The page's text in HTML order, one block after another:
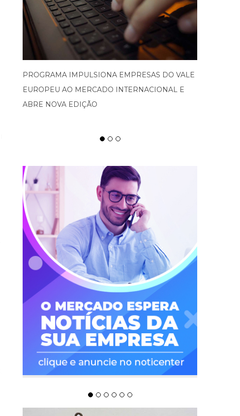
SPATEN TISCH CHEGA À OKTOBERFEST DE
BLUMENAU PARA CELEBRAR O RITUAL DA
CERVEJA E DOS ENCONTROS